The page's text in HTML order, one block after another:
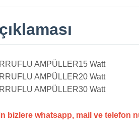
AMPÜLLER15 Watt
AMPÜLLER20 Watt
AMPÜLLER30 Watt
bizlere whatsapp, mail ve telefon